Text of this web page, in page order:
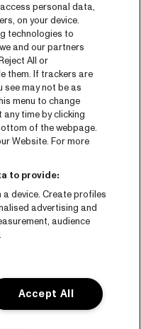
personal data,
on your device.
technologies to
and our partners
All or
them. If trackers are
may not be as
menu to change
time by clicking
of the webpage.
Website. For more
to provide:
device. Create profiles
advertising and
audience
Accept All